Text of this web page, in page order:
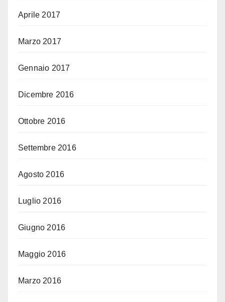
Aprile 2017
Marzo 2017
Gennaio 2017
Dicembre 2016
Ottobre 2016
Settembre 2016
Agosto 2016
Luglio 2016
Giugno 2016
Maggio 2016
Marzo 2016